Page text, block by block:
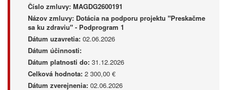
Číslo zmluvy: MAGDG2600191
Názov zmluvy: Dotácia na podporu projektu "Preskačme
sa ku zdraviu" - Podprogram 1
Dátum uzavretia: 02.06.2026
Dátum účinnosti:
Dátum platnosti do: 31.12.2026
Celková hodnota: 2 300,00 €
Dátum zverejnenia: 02.06.2026